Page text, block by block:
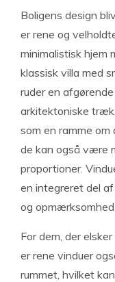
Boligens design
er rene og
minimalistisk hjem
klassisk villa med
ruder en
arkitektoniske
som en ramme om
de kan også være
proportioner.
en integreret del
og
For dem, der
er rene vinduer
rummet, hvilket